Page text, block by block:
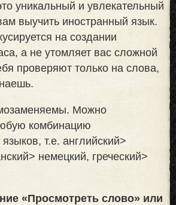
уникальный и увлекательный
выучить иностранный язык.
на создании
а не утомляет вас сложной
проверяют только на слова,
.
Можно
комбинацию
т.е. английский>
немецкий, греческий>
«Просмотреть слово» или